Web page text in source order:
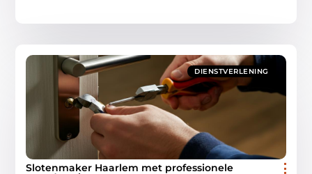
DIENSTVERLENING
Slotenmaker Haarlem met professionele